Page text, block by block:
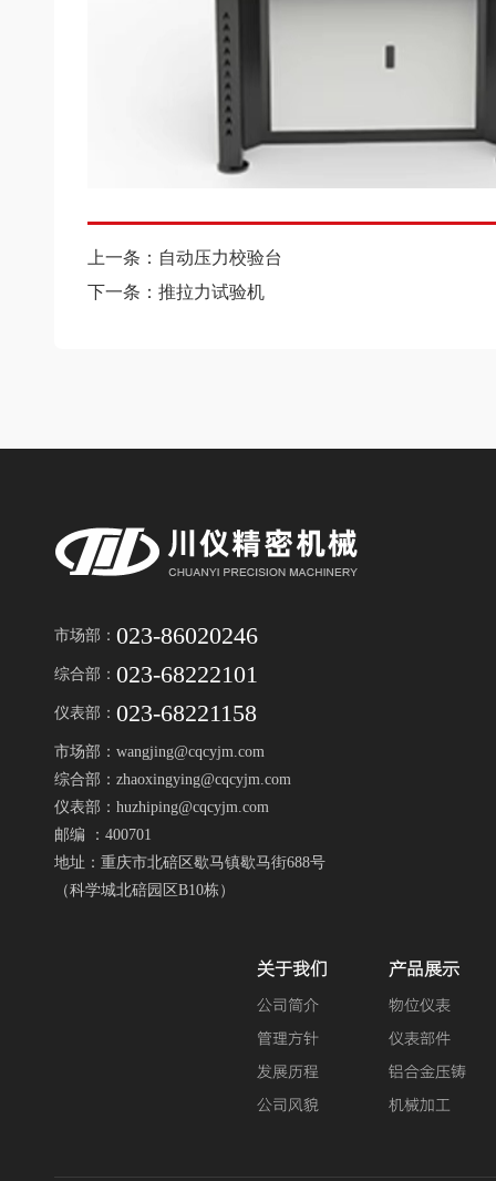
上一条：自动压力校验台
下一条：推拉力试验机
市场部： 023-86020246
综合部： 023-68222101
仪表部： 023-68221158
市场部：wangjing@cqcyjm.com
综合部：zhaoxingying@cqcyjm.com
仪表部：huzhiping@cqcyjm.com
邮编 ：400701
地址：重庆市北碚区歇马镇歇马街688号
（科学城北碚园区B10栋）
关于我们
公司简介
管理方针
发展历程
公司风貌
产品展示
物位仪表
仪表部件
铝合金压铸
机械加工